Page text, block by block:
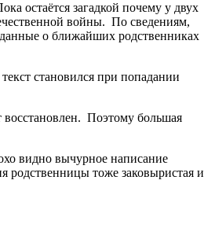
остаётся загадкой почему у двух
войны. По сведениям,
о ближайших родственниках
становился при попадании
восстановлен. Поэтому большая
видно вычурное написание
родственницы тоже заковыристая и